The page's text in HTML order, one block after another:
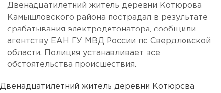
Двенадцатилетний житель деревни Котюрова
Камышловского района пострадал в результате
срабатывания электродетонатора, сообщили
агентству ЕАН ГУ МВД России по Свердловской
области. Полиция устанавливает все
обстоятельства происшествия.
Двенадцатилетний житель деревни Котюрова